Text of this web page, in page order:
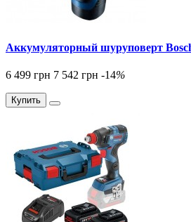
Аккумуляторный шуруповерт
6 499 грн 7 542 грн -14%
Купить